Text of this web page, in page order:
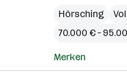
Hörsching
70.000 € –
Merken